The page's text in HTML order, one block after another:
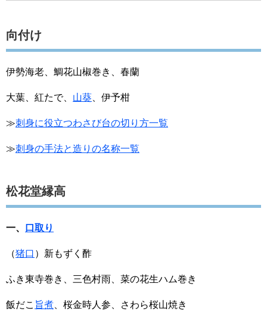
向付け
伊勢海老、鯛花山椒巻き、春蘭
大葉、紅たで、 山葵 、伊予柑
≫刺身に役立つわさび台の切り方一覧
≫刺身の手法と造りの名称一覧
松花堂縁高
一、 口取り
（猪口 ）新もずく酢
ふき東寺巻き、三色村雨、菜の花生ハム巻き
飯だこ 旨煮 、桜金時人参、さわら桜山焼き